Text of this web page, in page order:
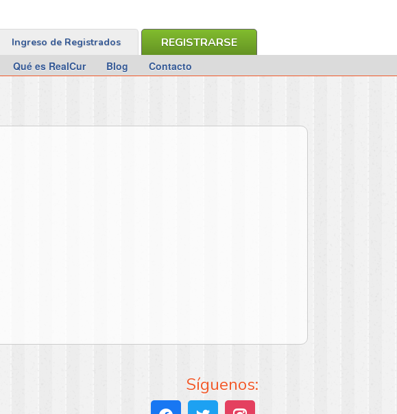
REGISTRARSE
Ingreso de Registrados
Qué es RealCur Blog Contacto
Síguenos: